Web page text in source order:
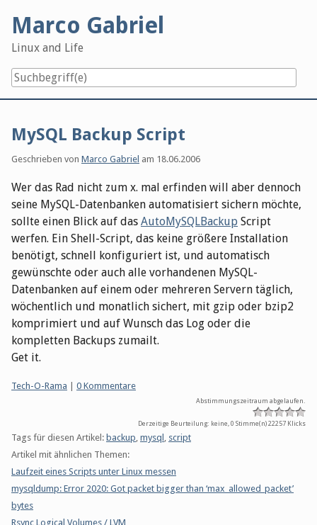
content
Marco Gabriel
Linux and Life
MySQL Backup Script
Geschrieben von Marco Gabriel am 18.06.2006
Wer das Rad nicht zum x. mal erfinden will aber dennoch
seine MySQL-Datenbanken automatisiert sichern möchte,
sollte einen Blick auf das AutoMySQLBackup Script
werfen. Ein Shell-Script, das keine größere Installation
benötigt, schnell konfiguriert ist, und automatisch
gewünschte oder auch alle vorhandenen MySQL-
Datenbanken auf einem oder mehreren Servern täglich,
wöchentlich und monatlich sichert, mit gzip oder bzip2
komprimiert und auf Wunsch das Log oder die
kompletten Backups zumailt.
Get it.
Kategorien:
Tech-O-Rama 0 Kommentare
Abstimmungszeitraum abgelaufen.
Derzeitige Beurteilung: keine, 0 Stimme(n)22257 Klicks
Tags für diesen Artikel: backup, mysql , script
Artikel mit ähnlichen Themen:
Laufzeit eines Scripts unter Linux messen
mysqldump: Error 2020: Got packet bigger than ‘max_allowed_packet’
bytes
Rsync Logical Volumes / LVM